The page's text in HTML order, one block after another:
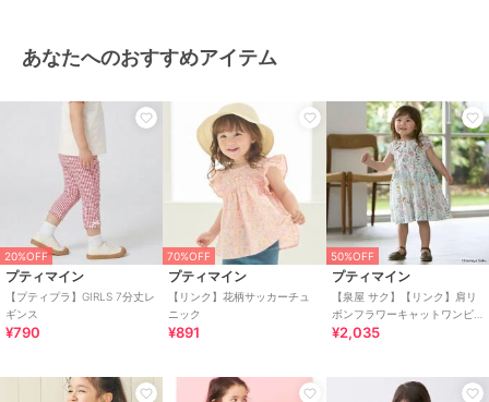
あなたへのおすすめアイテム
20%OFF
プティマイン
【プティプラ】GIRLS 7分丈レ
ギンス
¥790
70%OFF
プティマイン
【リンク】花柄サッカーチュ
ニック
¥891
50%OFF
プティマイン
【泉屋 サク】【リンク】肩リ
ボンフラワーキャットワンピ
ース
¥2,035